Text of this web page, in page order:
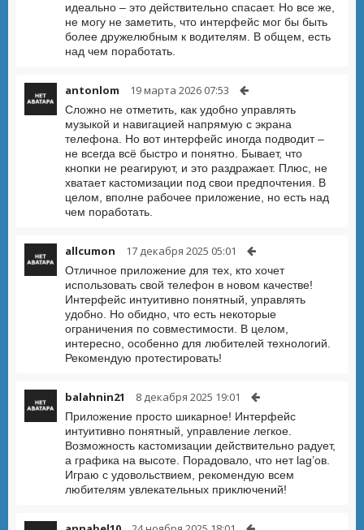
идеально – это действительно спасает. Но все же,
не могу не заметить, что интерфейс мог бы быть
более дружелюбным к водителям. В общем, есть
над чем поработать.
antonlom 19 марта 2026 07:53
Сложно не отметить, как удобно управлять
музыкой и навигацией напрямую с экрана
телефона. Но вот интерфейс иногда подводит –
не всегда всё быстро и понятно. Бывает, что
кнопки не реагируют, и это раздражает. Плюс, не
хватает кастомизации под свои предпочтения. В
целом, вполне рабочее приложение, но есть над
чем поработать.
allcumon 17 декабря 2025 05:01
Отличное приложение для тех, кто хочет
использовать свой телефон в новом качестве!
Интерфейс интуитивно понятный, управлять
удобно. Но обидно, что есть некоторые
ограничения по совместимости. В целом,
интересно, особенно для любителей технологий.
Рекомендую протестировать!
balahnin21 8 декабря 2025 19:01
Приложение просто шикарное! Интерфейс
интуитивно понятный, управление легкое.
Возможность кастомизации действительно радует,
а графика на высоте. Порадовало, что нет lag’ов.
Играю с удовольствием, рекомендую всем
любителям увлекательных приключений!